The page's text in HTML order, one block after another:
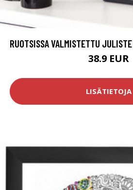
RUOTSISSA VALMISTETTU
38.9 EUR
LISÄTIETOJA